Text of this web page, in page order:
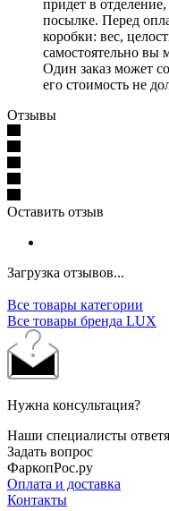
придет в
посылке. Перед
коробки: вес,
самостоятельно вы
Один заказ может
его стоимость не
Отзывы
Оставить отзыв
Загрузка отзывов...
Все товары категории
Все товары бренда LUX
Нужна консультация?
Наши специалисты
Задать вопрос
ФаркопРос.ру
Оплата и доставка
Контакты